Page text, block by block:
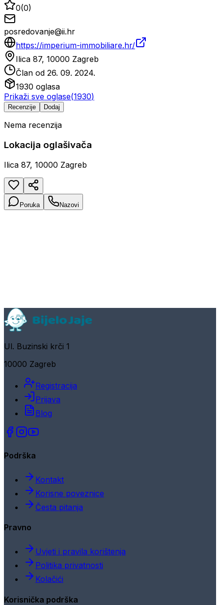
0(0)
posredovanje@ii.hr
https://imperium-immobiliare.hr/
Ilica 87, 10000 Zagreb
Član od 26. 09. 2024.
1930 oglasa
Prikaži sve oglase(1930)
Recenzije Dodaj
Nema recenzija
Lokacija oglašivača
Ilica 87, 10000 Zagreb
Poruka Nazovi
Ul. Buzinski krči 1
10000 Zagreb
Registracija
Prijava
Blog
Podrška
Kontakt
Korisne poveznice
Česta pitanja
Pravno
Uvjeti i pravila korištenja
Politika privatnosti
Kolačići
Korisnička podrška